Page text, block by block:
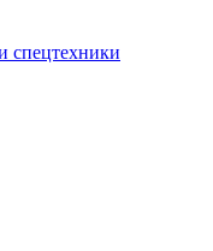
спецтехники